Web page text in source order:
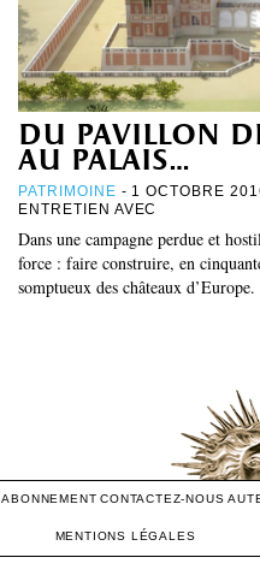
ABONNEMENT
du pavillon
au palais…
PATRIMOINE - 1 OCTOBRE
ENTRETIEN AVEC
Dans une campagne perdue et
force : faire construire, en
somptueux des châteaux
ABONNEMENT CONTACTEZ-NOUS
MENTIONS LÉGALES